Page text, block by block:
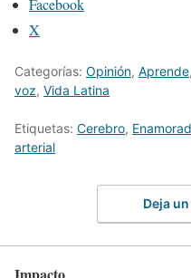
X
Categorías: Opinión, Aprende,
voz, Vida Latina
Etiquetas: Cerebro,
arterial
Deja